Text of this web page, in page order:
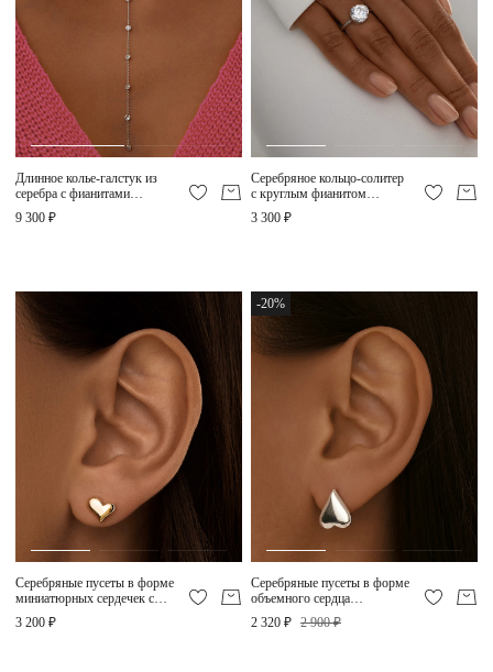
Длинное колье-галстук из
серебра с фианитами
MIESTILO
9 300 ₽
Серебряное кольцо-солитер
с круглым фианитом
MIESTILO
3 300 ₽
Серебряные пусеты в форме
миниатюрных сердечек с
покрытием позолота
MIESTILO
3 200 ₽
-20%
Серебряные пусеты в форме
объемного сердца
MIESTILO
2 320 ₽ 2 900 ₽